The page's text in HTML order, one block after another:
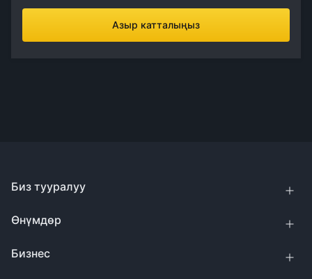
Азыр катталыңыз
Биз тууралуу
Өнүмдөр
Бизнес